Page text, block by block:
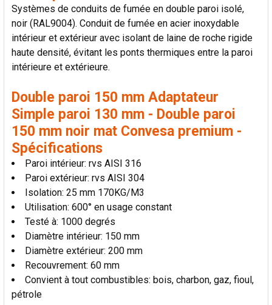
AJOUTER
LA
SÉLECTION
AU PANIER
Systèmes de conduits de fumée en double paroi isolé,
noir (RAL9004). Conduit de fumée en acier inoxydable
intérieur et extérieur avec isolant de laine de roche rigide
haute densité, évitant les ponts thermiques entre la paroi
intérieure et extérieure.
Double paroi 150 mm Adaptateur
Simple paroi 130 mm - Double paroi
150 mm noir mat Convesa premium -
Spécifications
Paroi intérieur: rvs AISI 316
Paroi extérieur: rvs AISI 304
Isolation: 25 mm 170KG/M3
Utilisation: 600° en usage constant
Testé à: 1000 degrés
Diamètre intérieur: 150 mm
Diamètre extérieur: 200 mm
Recouvrement: 60 mm
Convient à tout combustibles: bois, charbon, gaz, fioul,
pétrole